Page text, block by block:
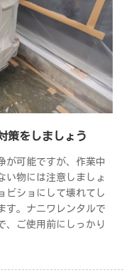
策をしましょう
が可能ですが、作業中
い物には注意しましょ
ビショにして壊れてし
す。ナニワレンタルで
、ご使用前にしっかり